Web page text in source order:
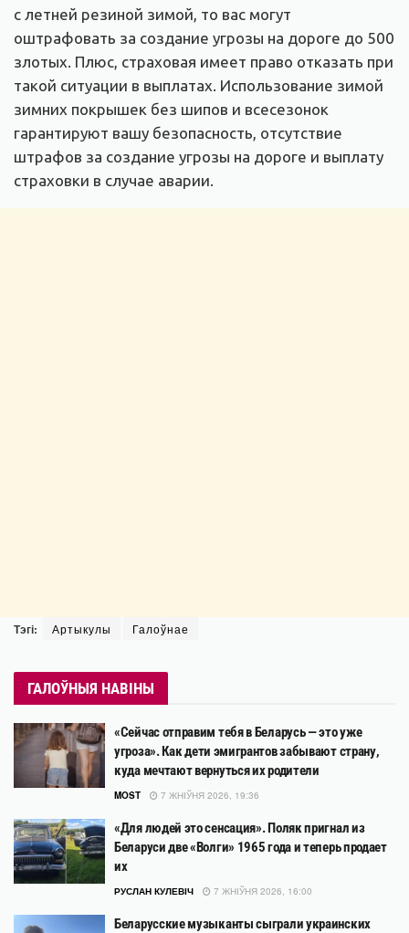
с летней резиной зимой, то вас могут
оштрафовать за создание угрозы на дороге до 500
злотых. Плюс, страховая имеет право отказать при
такой ситуации в выплатах. Использование зимой
зимних покрышек без шипов и всесезонок
гарантируют вашу безопасность, отсутствие
штрафов за создание угрозы на дороге и выплату
страховки в случае аварии.
Тэгі: Артыкулы Галоўнае
ГАЛОЎНЫЯ НАВІНЫ
«Сейчас отправим тебя в Беларусь — это уже
угроза». Как дети эмигрантов забывают страну,
куда мечтают вернуться их родители
MOST 7 ЖНІЎНЯ 2026, 19:36
«Для людей это сенсация». Поляк пригнал из
Беларуси две «Волги» 1965 года и теперь продает
их
РУСЛАН КУЛЕВІЧ 7 ЖНІЎНЯ 2026, 16:00
Беларусские музыканты сыграли украинских